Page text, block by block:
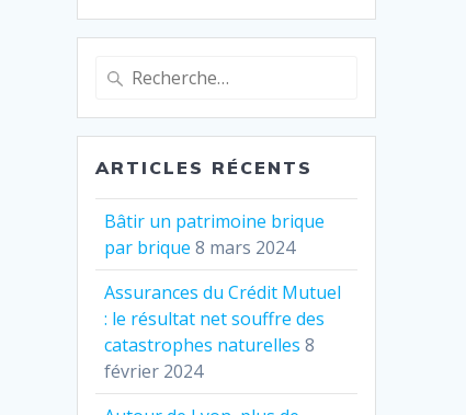
Recherche
:
ARTICLES RÉCENTS
Bâtir un patrimoine brique
par brique 8 mars 2024
Assurances du Crédit Mutuel
: le résultat net souffre des
catastrophes naturelles 8
février 2024